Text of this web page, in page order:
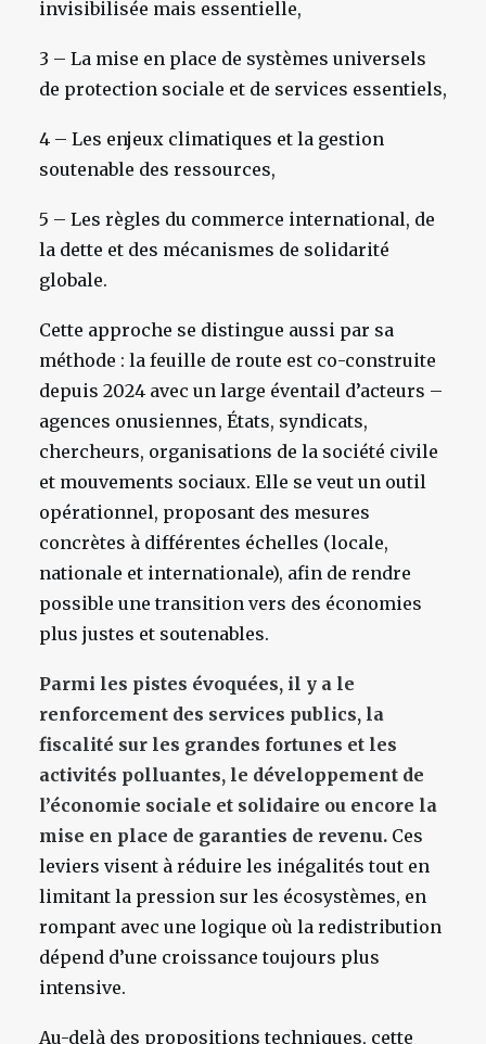
invisibilisée mais essentielle,
3 – La mise en place de systèmes universels
de protection sociale et de services essentiels,
4 – Les enjeux climatiques et la gestion
soutenable des ressources,
5 – Les règles du commerce international, de
la dette et des mécanismes de solidarité
globale.
Cette approche se distingue aussi par sa
méthode : la feuille de route est co-construite
depuis 2024 avec un large éventail d’acteurs –
agences onusiennes, États, syndicats,
chercheurs, organisations de la société civile
et mouvements sociaux. Elle se veut un outil
opérationnel, proposant des mesures
concrètes à différentes échelles (locale,
nationale et internationale), afin de rendre
possible une transition vers des économies
plus justes et soutenables.
Parmi les pistes évoquées, il y a le
renforcement des services publics, la
fiscalité sur les grandes fortunes et les
activités polluantes, le développement de
l’économie sociale et solidaire ou encore la
mise en place de garanties de revenu. Ces
leviers visent à réduire les inégalités tout en
limitant la pression sur les écosystèmes, en
rompant avec une logique où la redistribution
dépend d’une croissance toujours plus
intensive.
Au-delà des propositions techniques, cette